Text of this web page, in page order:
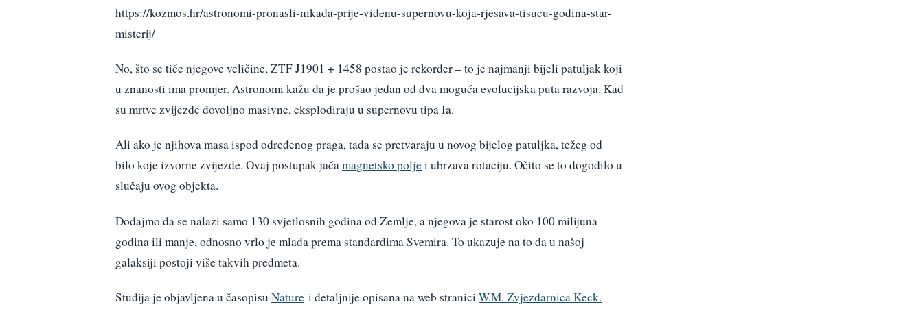
https://kozmos.hr/astronomi-pronasli-nikada-prije-videnu-supernovu-koja-rjesava-tisucu-godina-star-
misterij/
No, što se tiče njegove veličine, ZTF J1901 + 1458 postao je rekorder – to je najmanji bijeli patuljak koji
u znanosti ima promjer. Astronomi kažu da je prošao jedan od dva moguća evolucijska puta razvoja. Kad
su mrtve zvijezde dovoljno masivne, eksplodiraju u supernovu tipa Ia.
Ali ako je njihova masa ispod određenog praga, tada se pretvaraju u novog bijelog patuljka, težeg od
bilo koje izvorne zvijezde. Ovaj postupak jačamagnetsko poljei ubrzava rotaciju. Očito se to dogodilo u
slučaju ovog objekta.
Dodajmo da se nalazi samo 130 svjetlosnih godina od Zemlje, a njegova je starost oko 100 milijuna
godina ili manje, odnosno vrlo je mlada prema standardima Svemira. To ukazuje na to da u našoj
galaksiji postoji više takvih predmeta.
Studija je objavljena u časopisu Nature i detaljnije opisana na web stranici W.M. Zvjezdarnica Keck.